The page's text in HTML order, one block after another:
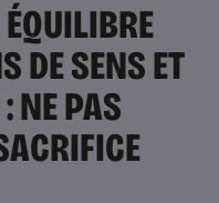
DE SENS ET
NE PAS